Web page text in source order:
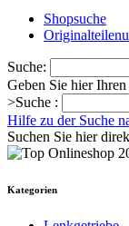
Shopsuche
Suche:
Geben Sie hier
>Suche :
Hilfe zu der Suche
Suchen Sie hier
Kategorien